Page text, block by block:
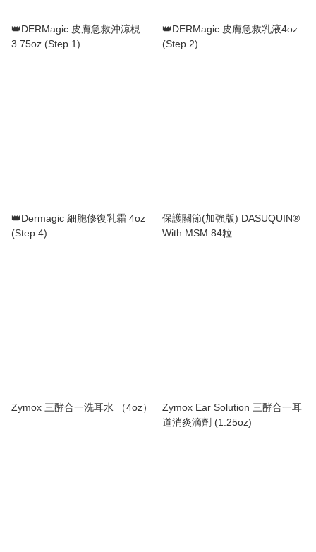
👑DERMagic 皮膚急救沖涼梘
3.75oz (Step 1)
👑DERMagic 皮膚急救乳液4oz
(Step 2)
👑Dermagic 細胞修復乳霜 4oz
(Step 4)
保護關節(加強版) DASUQUIN®
With MSM 84粒
Zymox 三酵合一洗耳水 （4oz）
Zymox Ear Solution 三酵合一耳
道消炎滴劑 (1.25oz)